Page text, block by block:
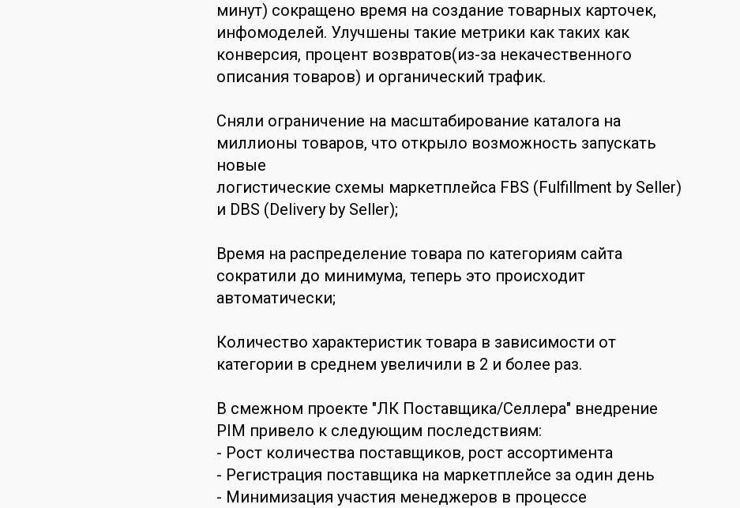
минут) сокращено время на создание товарных карточек,
инфомоделей. Улучшены такие метрики как таких как
конверсия, процент возвратов(из-за некачественного
описания товаров) и органический трафик.
Сняли ограничение на масштабирование каталога на
миллионы товаров, что открыло возможность запускать
новые
логистические схемы маркетплейса FBS (Fulfillment by Seller)
и DBS (Delivery by Seller);
Время на распределение товара по категориям сайта
сократили до минимума, теперь это происходит
автоматически;
Количество характеристик товара в зависимости от
категории в среднем увеличили в 2 и более раз.
В смежном проекте "ЛК Поставщика/Селлера" внедрение
PIM привело к следующим последствиям:
- Рост количества поставщиков, рост ассортимента
- Регистрация поставщика на маркетплейсе за один день
- Минимизация участия менеджеров в процессе